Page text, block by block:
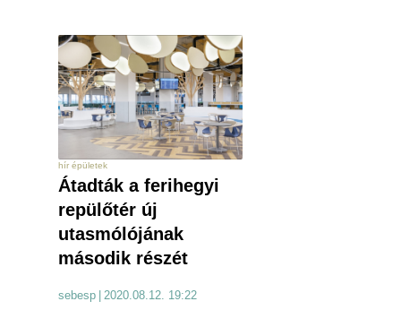
hír épületek
Átadták a ferihegyi
repülőtér új
utasmólójának
második részét
sebesp | 2020.08.12. 19:22